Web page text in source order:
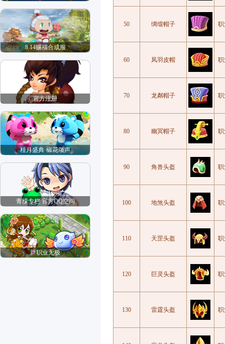
8.14赐福合成服
官方注册
桂月盛典·椒花颂声
青檬专栏 官方QQ空间
新职业无极
50 绸缎帽子
60 凤羽皮帽
70 龙粼帽子
80 幽冥帽子
90 角兽头盔
100 地煞头盔
110 天罡头盔
120 巨灵头盔
130 雷霆头盔